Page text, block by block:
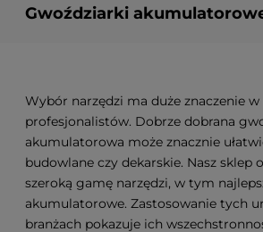
Gwoździarki
Wybór narzędzi ma duże znaczenie w
profesjonalistów. Dobrze dobrana
akumulatorowa może znacznie
budowlane czy dekarskie. Nasz sklep
szeroką gamę narzędzi, w tym
akumulatorowe. Zastosowanie tych
branżach pokazuje ich